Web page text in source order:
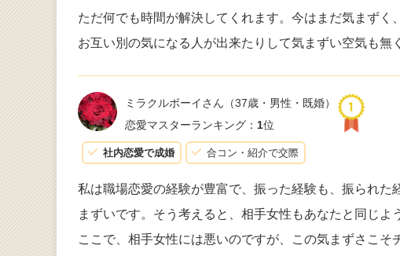
ただ何でも時間が解決してくれます。今はまだ気まず
お互い別の気になる人が出来たりして気まずい空気も無
ミラクルボーイさん （37歳・男性・既婚）
恋愛マスターランキング： 1位
社内恋愛で成婚 合コン・紹介で交際
私は職場恋愛の経験が豊富で、振った経験も、振られ
まずいです。そう考えると、相手女性もあなたと同じよ
ここで、相手女性には悪いのですが、この気まずさこ